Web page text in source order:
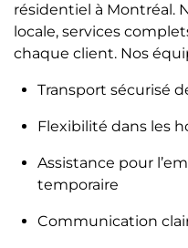
résidentiel à Montréal.
locale, services
chaque client. Nos
Transport sécurisé
Flexibilité dans les
Assistance pour
temporaire
Communication